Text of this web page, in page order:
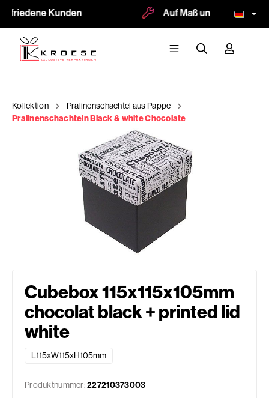
Kunden Auf Maß und Logodruck
Kollektion
Pralinenschachtel aus Pappe
Pralinenschachteln Black & white Chocolate
Cubebox 115x115x105mm
chocolat black + printed lid
white
L115xW115xH105mm
Produktnummer:227210373003